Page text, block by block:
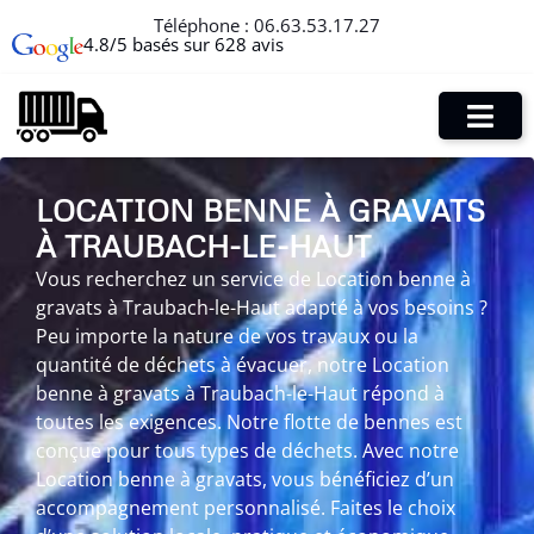
Téléphone : 06.63.53.17.27
4.8/5 basés sur 628 avis
LOCATION BENNE À GRAVATS
À TRAUBACH-LE-HAUT
Vous recherchez un service de Location benne à
gravats à Traubach-le-Haut adapté à vos besoins ?
Peu importe la nature de vos travaux ou la
quantité de déchets à évacuer, notre Location
benne à gravats à Traubach-le-Haut répond à
toutes les exigences. Notre flotte de bennes est
conçue pour tous types de déchets. Avec notre
Location benne à gravats, vous bénéficiez d’un
accompagnement personnalisé. Faites le choix